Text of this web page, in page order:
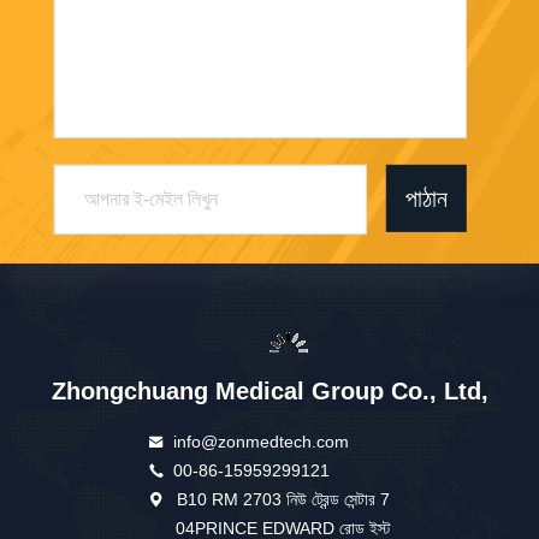
পাঠান
Zhongchuang Medical Group Co., Ltd,
info@zonmedtech.com
00-86-15959299121
B10 RM 2703 নিউ ট্রেন্ড সেন্টার 7
04PRINCE EDWARD রোড ইস্ট